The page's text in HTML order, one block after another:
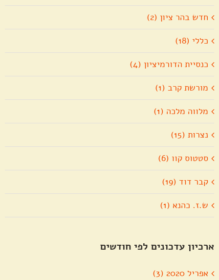
חדש בהר ציון (2)
כללי (18)
כנסיית הדורמיציון (4)
מורשת קרב (1)
מלווה מלכה (1)
נצרות (15)
סטטוס קוו (6)
קבר דוד (19)
ש.ז. כהנא (1)
ארכיון עדכונים לפי חודשים
אפריל 2020 (3)